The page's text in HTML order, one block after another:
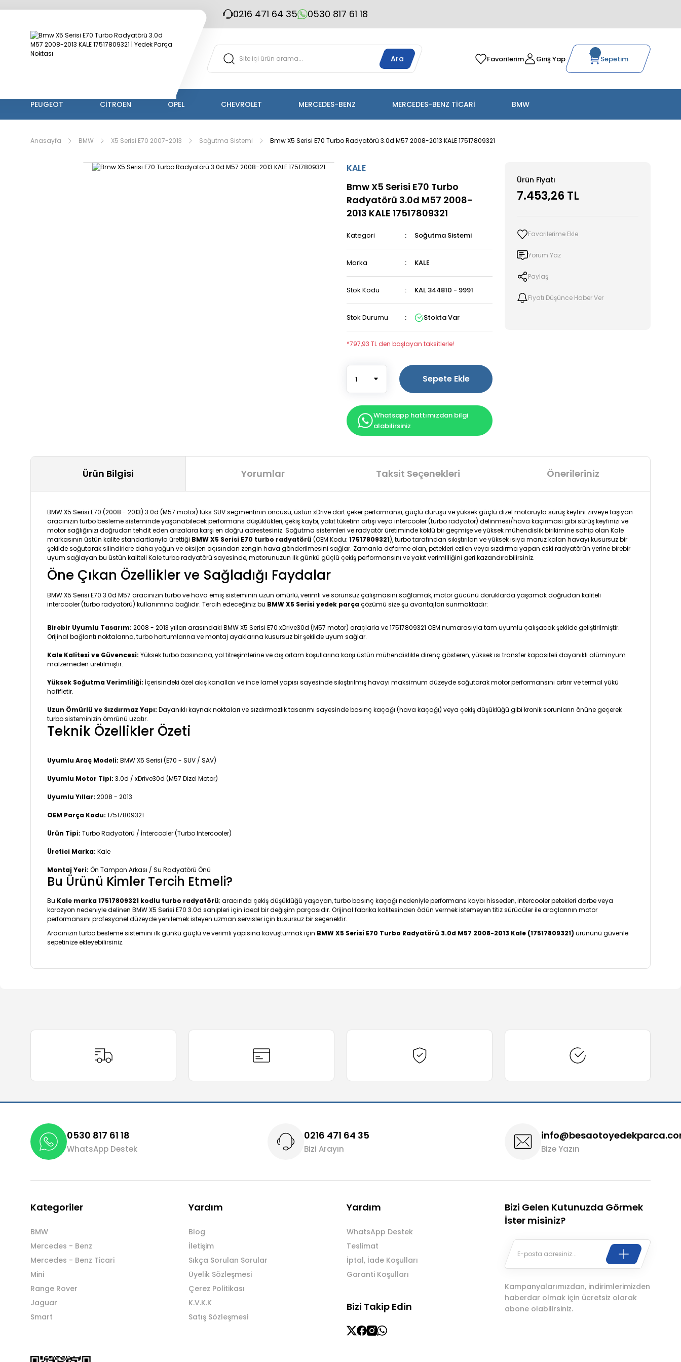
0216 471 64 35 0530 817 61 18
Ara Favorilerim Giriş Yap Sepetim
PEUGEOT CİTROEN OPEL CHEVROLET MERCEDES-BENZ MERCEDES-BENZ TİCARİ BMW
Anasayfa BMW X5 Serisi E70 2007-2013 Soğutma Sistemi Bmw X5 Serisi E70 Turbo Radyatörü 3.0d M57 2008-2013 KALE 17517809321
KALE
Bmw X5 Serisi E70 Turbo
Radyatörü 3.0d M57 2008-
2013 KALE 17517809321
Kategori Soğutma Sistemi
Marka KALE
Stok Kodu KAL 344810 - 9991
Stok Durumu Stokta Var
*797,93 TL den başlayan taksitlerle!
Sepete Ekle
Whatsapp hattımızdan bilgi
alabilirsiniz
Ürün Fiyatı
7.453,26 TL
Yorum Yaz
Paylaş
Fiyatı Düşünce Haber Ver
Ürün Bilgisi Yorumlar Taksit Seçenekleri Önerileriniz
BMW X5 Serisi E70 (2008 - 2013) 3.0d (M57 motor) lüks SUV segmentinin öncüsü, üstün xDrive dört çeker performansı, güçlü duruşu ve yüksek güçlü dizel motoruyla sürüş keyfini zirveye taşıyan
aracınızın turbo besleme sisteminde yaşanabilecek performans düşüklükleri, çekiş kaybı, yakıt tüketim artışı veya intercooler (turbo radyatör) delinmesi/hava kaçırması gibi sürüş keyfinizi ve
motor sağlığınızı doğrudan tehdit eden arızalara karşı en doğru adrestesiniz. Soğutma sistemleri ve radyatör üretiminde köklü bir geçmişe ve yüksek mühendislik birikimine sahip olan Kale
markasının üstün kalite standartlarıyla ürettiği BMW X5 Serisi E70 turbo radyatörü (OEM Kodu: 17517809321), turbo tarafından sıkıştırılan ve yüksek ısıya maruz kalan havayı kusursuz bir
şekilde soğutarak silindirlere daha yoğun ve oksijen açısından zengin hava gönderilmesini sağlar. Zamanla deforme olan, petekleri ezilen veya sızdırma yapan eski radyatörün yerine birebir
uyum sağlayan bu üstün kaliteli Kale turbo radyatörü sayesinde, motorunuzun ilk günkü güçlü çekiş performansını ve yakıt verimliliğini geri kazandırabilirsiniz.
Öne Çıkan Özellikler ve Sağladığı Faydalar
BMW X5 Serisi E70 3.0d M57 aracınızın turbo ve hava emiş sisteminin uzun ömürlü, verimli ve sorunsuz çalışmasını sağlamak, motor gücünü doruklarda yaşamak doğrudan kaliteli
intercooler (turbo radyatörü) kullanımına bağlıdır. Tercih edeceğiniz bu BMW X5 Serisi yedek parçaçözümü size şu avantajları sunmaktadır:
Birebir Uyumlu Tasarım: 2008 - 2013 yılları arasındaki BMW X5 Serisi E70 xDrive30d (M57 motor) araçlarla ve 17517809321 OEM numarasıyla tam uyumlu çalışacak şekilde geliştirilmiştir.
Orijinal bağlantı noktalarına, turbo hortumlarına ve montaj ayaklarına kusursuz bir şekilde uyum sağlar.
Kale Kalitesi ve Güvencesi: Yüksek turbo basıncına, yol titreşimlerine ve dış ortam koşullarına karşı üstün mühendislikle direnç gösteren, yüksek ısı transfer kapasiteli dayanıklı alüminyum
malzemeden üretilmiştir.
Yüksek Soğutma Verimliliği: İçerisindeki özel akış kanalları ve ince lamel yapısı sayesinde sıkıştırılmış havayı maksimum düzeyde soğutarak motor performansını artırır ve termal yükü
hafifletir.
Uzun Ömürlü ve Sızdırmaz Yapı: Dayanıklı kaynak noktaları ve sızdırmazlık tasarımı sayesinde basınç kaçağı (hava kaçağı) veya çekiş düşüklüğü gibi kronik sorunların önüne geçerek
turbo sisteminizin ömrünü uzatır.
Teknik Özellikler Özeti
Uyumlu Araç Modeli: BMW X5 Serisi (E70 - SUV / SAV)
Uyumlu Motor Tipi: 3.0d / xDrive30d (M57 Dizel Motor)
Uyumlu Yıllar: 2008 - 2013
OEM Parça Kodu: 17517809321
Ürün Tipi: Turbo Radyatörü / İntercooler (Turbo Intercooler)
Üretici Marka: Kale
Montaj Yeri: Ön Tampon Arkası / Su Radyatörü Önü
Bu Ürünü Kimler Tercih Etmeli?
Bu Kale marka 17517809321 kodlu turbo radyatörü; aracında çekiş düşüklüğü yaşayan, turbo basınç kaçağı nedeniyle performans kaybı hisseden, intercooler petekleri darbe veya
korozyon nedeniyle delinen BMW X5 Serisi E70 3.0d sahipleri için ideal bir değişim parçasıdır. Orijinal fabrika kalitesinden ödün vermek istemeyen titiz sürücüler ile araçlarının motor
performansını profesyonel düzeyde yenilemek isteyen uzman servisler için kusursuz bir seçenektir.
Aracınızın turbo besleme sistemini ilk günkü güçlü ve verimli yapısına kavuşturmak için BMW X5 Serisi E70 Turbo Radyatörü 3.0d M57 2008-2013 Kale (17517809321) ürününü güvenle
sepetinize ekleyebilirsiniz.
Ürün bilgilerinde hatalar bulunuyor.
Bu ürüne benzer farklı alternatifler olmalı.
Gönder
0530 817 61 18
WhatsApp Destek
0216 471 64 35
Bizi Arayın Bize Yazın
Kategoriler
BMW
Mercedes - Benz
Mercedes - Benz Ticari
Mini
Range Rover
Jaguar
Smart
Yardım
Blog
İletişim
Sıkça Sorulan Sorular
Üyelik Sözleşmesi
Çerez Politikası
K.V.K.K
Satış Sözleşmesi
Yardım
WhatsApp Destek
Teslimat
İptal, İade Koşulları
Garanti Koşulları
Bizi Takip Edin
Bizi Gelen Kutunuzda Görmek
İster misiniz?
Kampanyalarımızdan, indirimlerimizden
haberdar olmak için ücretsiz olarak
abone olabilirsiniz.